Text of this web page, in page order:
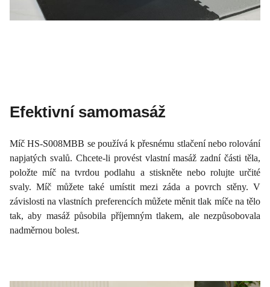
Efektivní samomasáž
Míč HS-S008MBB se používá k přesnému stlačení nebo rolování
napjatých svalů. Chcete-li provést vlastní masáž zadní části těla,
položte míč na tvrdou podlahu a stiskněte nebo rolujte určité
svaly. Míč můžete také umístit mezi záda a povrch stěny. V
závislosti na vlastních preferencích můžete měnit tlak míče na tělo
tak, aby masáž působila příjemným tlakem, ale nezpůsobovala
nadměrnou bolest.